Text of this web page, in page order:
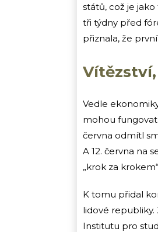
států, což je
tři týdny před
přiznala, že
Vedle
mohou
června odmítl
A 12. června na
„krok za
K tomu přidal
lidové republiky.
Institutu pro